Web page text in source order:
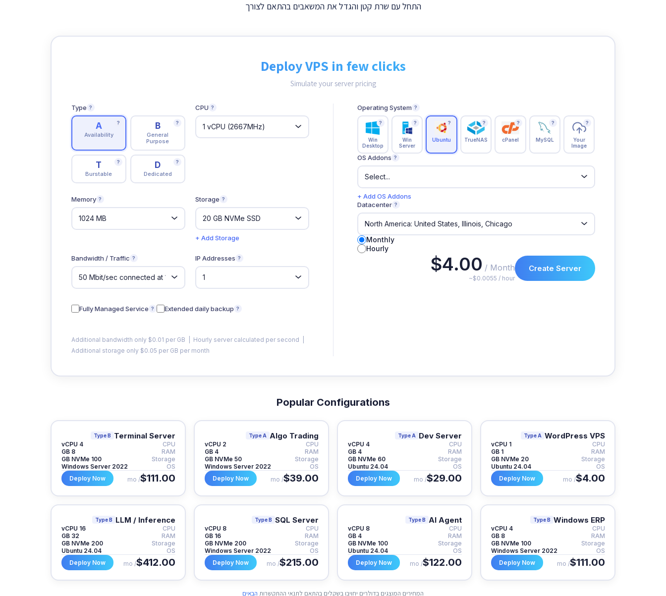
התחל עם שרת קטן והגדל את המשאבים בהתאם לצורך
Deploy VPS in few clicks
Simulate your server pricing
Type ?
A
Availability
? B
General
Purpose
?
T
Burstable
? D
Dedicated
?
CPU ?
Memory ? Storage ?
+ Add Storage
Bandwidth / Traffic ? IP Addresses ?
Fully Managed Service ? Extended daily backup ?
Additional bandwidth only $0.01 per GB | Hourly server calculated per second |
Additional storage only $0.05 per GB per month
Operating System ?
Win
Desktop
?
Win
Server
?
Ubuntu
?
TrueNAS
?
cPanel
?
MySQL
?
Your
Image
?
OS Addons ?
+ Add OS Addons
Datacenter ?
Monthly
Hourly
$4.00 / Month
~$0.0055 / hour
Create Server
Popular Configurations
WordPress VPS
Type A
CPU
1 vCPU
RAM
1 GB
Storage
20 GB NVMe
OS
Ubuntu 24.04
$4.00
/ mo
Deploy Now
Dev Server
Type A
CPU
4 vCPU
RAM
4 GB
Storage
60 GB NVMe
OS
Ubuntu 24.04
$29.00
/ mo
Deploy Now
Algo Trading
Type A
CPU
2 vCPU
RAM
4 GB
Storage
50 GB NVMe
OS
Windows Server 2022
$39.00
/ mo
Deploy Now
Terminal Server
Type B
CPU
4 vCPU
RAM
8 GB
Storage
100 GB NVMe
OS
Windows Server 2022
$111.00
/ mo
Deploy Now
Windows ERP
Type B
CPU
4 vCPU
RAM
8 GB
Storage
100 GB NVMe
OS
Windows Server 2022
$111.00
/ mo
Deploy Now
AI Agent
Type B
CPU
8 vCPU
RAM
4 GB
Storage
100 GB NVMe
OS
Ubuntu 24.04
$122.00
/ mo
Deploy Now
SQL Server
Type B
CPU
8 vCPU
RAM
16 GB
Storage
200 GB NVMe
OS
Windows Server 2022
$215.00
/ mo
Deploy Now
LLM / Inference
Type B
CPU
16 vCPU
RAM
32 GB
Storage
200 GB NVMe
OS
Ubuntu 24.04
$412.00
/ mo
Deploy Now
המחירים המוצגים בדולרים יחויבו בשקלים בהתאם לתנאי ההתקשרות הבאים